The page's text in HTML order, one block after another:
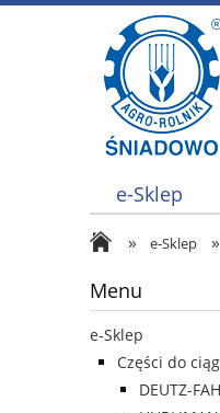
e-Sklep
» e-Sklep »
Menu
e-Sklep
Części do
DEUTZ-